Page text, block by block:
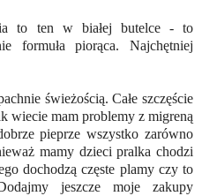
to ten w białej butelce - to
formuła piorąca. Najchętniej
świeżością. Całe szczęście
wiecie mam problemy z migreną
pieprze wszystko zarówno
mamy dzieci pralka chodzi
dochodzą częste plamy czy to
jeszcze moje zakupy